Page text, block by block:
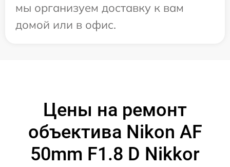
мы организуем доставку к вам
домой или в офис.
Цены на ремонт
объектива Nikon AF
50mm F1.8 D Nikkor